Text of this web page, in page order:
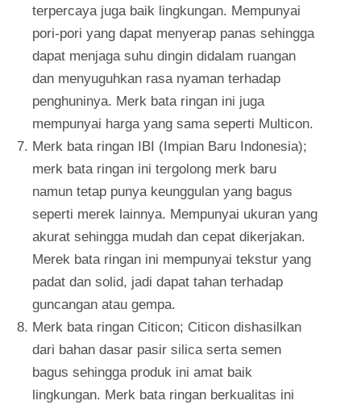
terpercaya juga baik lingkungan. Mempunyai
pori-pori yang dapat menyerap panas sehingga
dapat menjaga suhu dingin didalam ruangan
dan menyuguhkan rasa nyaman terhadap
penghuninya. Merk bata ringan ini juga
mempunyai harga yang sama seperti Multicon.
Merk bata ringan IBI (Impian Baru Indonesia);
merk bata ringan ini tergolong merk baru
namun tetap punya keunggulan yang bagus
seperti merek lainnya. Mempunyai ukuran yang
akurat sehingga mudah dan cepat dikerjakan.
Merek bata ringan ini mempunyai tekstur yang
padat dan solid, jadi dapat tahan terhadap
guncangan atau gempa.
Merk bata ringan Citicon; Citicon dishasilkan
dari bahan dasar pasir silica serta semen
bagus sehingga produk ini amat baik
lingkungan. Merk bata ringan berkualitas ini